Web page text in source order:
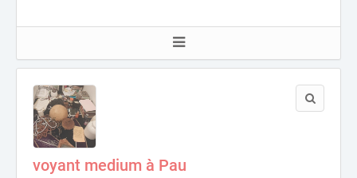
voyant medium à Pau